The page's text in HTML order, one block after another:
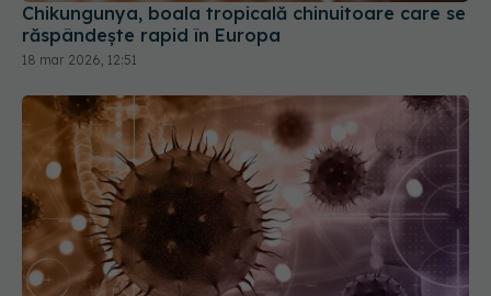
Chikungunya, boala tropicală chinuitoare care se
răspândește rapid în Europa
18 mar 2026, 12:51